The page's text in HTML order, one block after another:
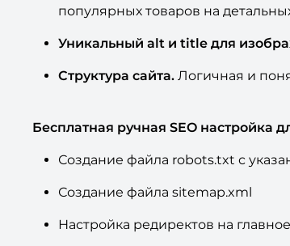
популярных товаров на
Уникальный alt и title для
Структура сайта. Логичная и
Бесплатная ручная SEO настройка
Создание файла robots.txt с
Создание файла sitemap.xml
Настройка редиректов на